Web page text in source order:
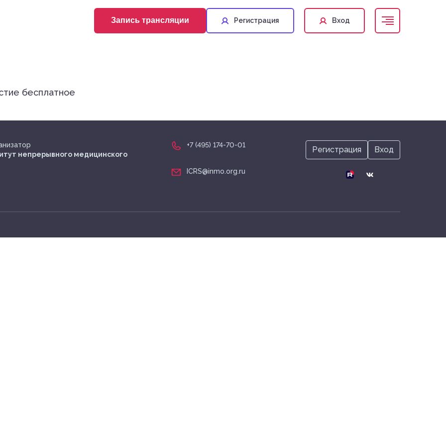
Запись трансляции Регистрация Вход
бесплатное
непрерывного медицинского
+7 (495) 174-70-01
ICRS@inmo.org.ru
Регистрация Вход